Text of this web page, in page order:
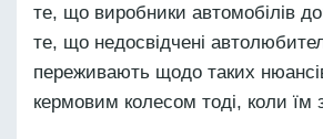
те, що виробники автомобілів
те, що недосвідчені
переживають щодо таких
кермовим колесом тоді, коли їм